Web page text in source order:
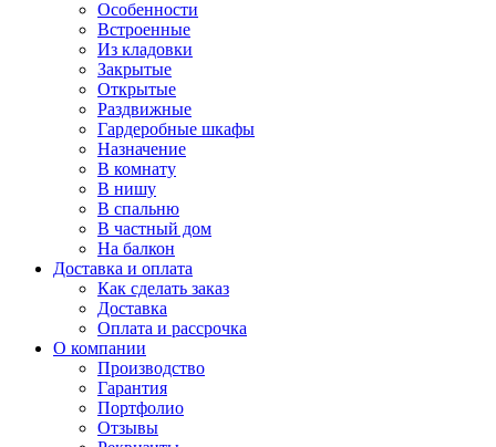
Особенности
Встроенные
Из кладовки
Закрытые
Открытые
Раздвижные
Гардеробные шкафы
Назначение
В комнату
В нишу
В спальню
В частный дом
На балкон
Доставка и оплата
Как сделать заказ
Доставка
Оплата и рассрочка
О компании
Производство
Гарантия
Портфолио
Отзывы